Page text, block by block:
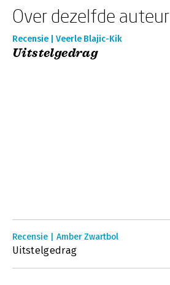
Over dezelfde auteur
Recensie | Veerle Blajic-Kik
Uitstelgedrag
Recensie | Amber Zwartbol
Uitstelgedrag